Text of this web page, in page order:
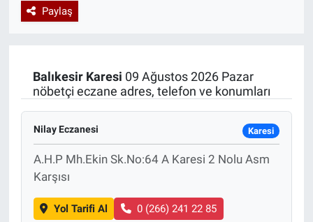
Paylaş
Balıkesir Karesi 09 Ağustos 2026 Pazar
nöbetçi eczane adres, telefon ve konumları
Nilay Eczanesi Karesi
A.H.P Mh.Ekin Sk.No:64 A Karesi 2 Nolu Asm
Karşısı
Yol Tarifi Al 0 (266) 241 22 85
Özel Haberler
Dünya
Özel Haberler
Kadın
Erişim Bilgileri
Sağlık
Haber Arşivi